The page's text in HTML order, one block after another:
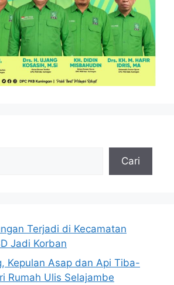
Cari
Terjadi di Kecamatan
Jadi Korban
Kepulan Asap dan Api Tiba-
Rumah Ulis Selajambe